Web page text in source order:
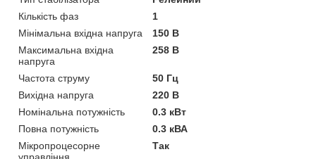
Кількість фаз
1
Мінімальна вхідна напруга
150 В
Максимальна вхідна
напруга
258 В
Частота струму
50 Гц
Вихідна напруга
220 В
Номінальна потужність
0.3 кВт
Повна потужність
0.3 кВА
Мікропроцесорне
управління
Так